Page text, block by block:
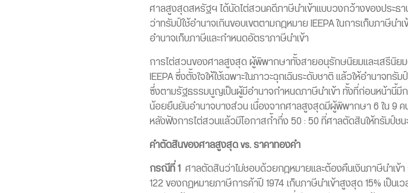
ศาลสูงสุดสหรัฐฯ ได้นัดไต่สวนคดีภาษีนำเข้าแบบวงกว้างของประธ
ว่าทรัมป์ใช้อำนาจเกินขอบเขตตามกฎหมาย IEEPA ในการเก็บภาษี
อำนาจเก็บภาษีและกำหนดอัตราภาษีนำเข้า
การไต่สวนของศาลสูงสุด ผู้พิพากษาทั้งสายอนุรักษนิยมและเสรีนิย
IEEPA ซึ่งตั้งใจให้ใช้เฉพาะในภาวะฉุกเฉินระดับชาติ แล้วให้อำนาจ
ซึ่งตามรัฐธรรมนูญเป็นผู้มีอำนาจกำหนดภาษีนำเข้า ทั้งที่ก่อนหน้านี้
น้อยยืนยันอำนาจบางส่วน เนื่องจากศาลสูงสุดมีผู้พิพากษา 6 ใน 9
หลังฟังการไต่สวนแล้วมีโอกาสก้ำกึ่ง 50 : 50 ที่ศาลตัดสินให้ทรัมป์ชน
คำตัดสินของศาลสูงสุด vs. ราคาทองคำ
กรณีที่ 1
ศาลตัดสินว่าไม่ชอบด้วยกฎหมายและต้องคืนเงินภาษีนำเข้
122 ของกฏหมายภาษีการค้าปี 1974 เก็บภาษีนำเข้าสูงสุด 15% เป็น